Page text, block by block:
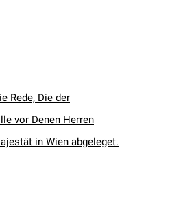
Rede, Die der
vor Denen Herren
in Wien abgeleget.